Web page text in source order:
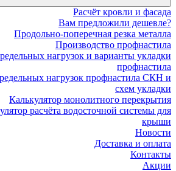
Расчёт кровли и фасада
Вам предложили дешевле?
Продольно-поперечная резка металла
Производство профнастила
нагрузок и варианты укладки
профнастила
нагрузок профнастила СКН и
схем укладки
Калькулятор монолитного перекрытия
расчёта водосточной системы для
крыши
Новости
Доставка и оплата
Контакты
Акции